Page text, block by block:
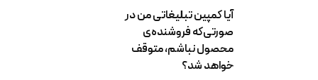
آیا کمپین تبلیغاتی من در
صورتی‌که فروشنده‌ی
محصول نباشم، متوقف
خواهد شد؟